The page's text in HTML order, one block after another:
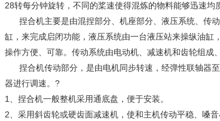
28转每分钟旋转，不同的桨速使得混炼的物料能够迅速均
捏合机主要是由混捏部分、机座部分、液压系统、传
缸，来完成启闭功能，液压系统由一台液压站来操纵油缸
操作方便、可靠。传动系统由电动机、减速机和齿轮组成
捏合机传动部分，是由电机同步转速，经弹性联轴器
器进行调速。 ?
1、捏合机一般整机采用通底盘，便于安装。
2、采用斜齿轮或硬齿面减速机，使和主机传动平稳、嗓音